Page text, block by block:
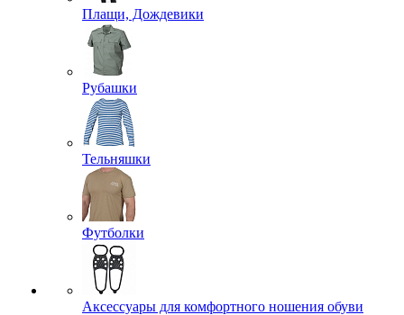
Плащи, Дождевики
Рубашки
Тельняшки
Футболки
Аксессуары для комфортного ношения обуви